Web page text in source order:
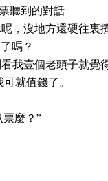
聽到的對話
，沒地方還硬往裏
嗎？
我壹個老頭子就覺
就值錢了。
麼？”